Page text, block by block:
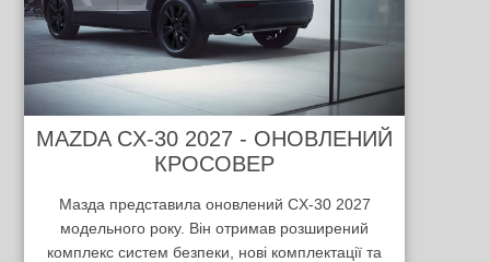
MAZDA CX-30 2027 - ОНОВЛЕНИЙ
КРОСОВЕР
Мазда представила оновлений CX-30 2027
модельного року. Він отримав розширений
комплекс систем безпеки, нові комплектації та